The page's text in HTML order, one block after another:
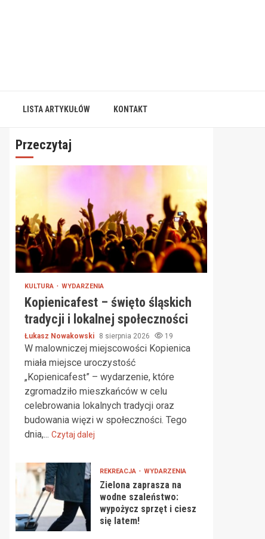
LISTA ARTYKUŁÓW KONTAKT
Przeczytaj
KULTURA WYDARZENIA
Kopienicafest – święto śląskich
tradycji i lokalnej społeczności
Łukasz Nowakowski 8 sierpnia 2026 19
W malowniczej miejscowości Kopienica
miała miejsce uroczystość
„Kopienicafest” – wydarzenie, które
zgromadziło mieszkańców w celu
celebrowania lokalnych tradycji oraz
budowania więzi w społeczności. Tego
dnia,... Czytaj dalej
REKREACJA WYDARZENIA
Zielona zaprasza na
wodne szaleństwo:
wypożycz sprzęt i ciesz
się latem!